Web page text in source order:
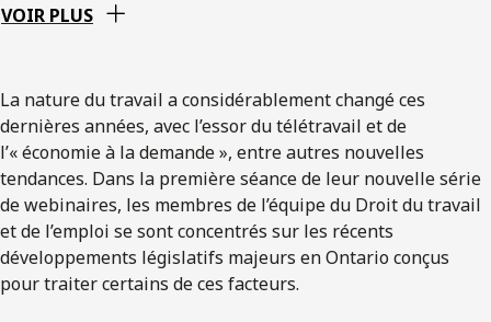
VOIR PLUS
La nature du travail a considérablement changé ces
dernières années, avec l’essor du télétravail et de
l’« économie à la demande », entre autres nouvelles
tendances. Dans la première séance de leur nouvelle série
de webinaires, les membres de l’équipe du Droit du travail
et de l’emploi se sont concentrés sur les récents
développements législatifs majeurs en Ontario conçus
pour traiter certains de ces facteurs.